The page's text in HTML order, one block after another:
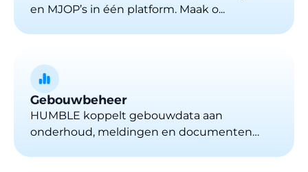
en MJOP’s in één platform. Maak o...
Gebouwbeheer
HUMBLE koppelt gebouwdata aan
onderhoud, meldingen en documenten